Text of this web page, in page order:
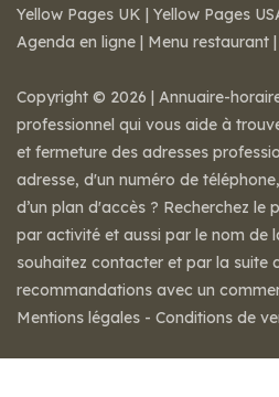
Yellow Pages UK | Yellow Pages
Agenda en ligne | Menu restaurant |
Copyright © 2026 | Annuaire-
professionnel qui vous aide à
et fermeture des adresses
adresse, d'un numéro de
d’un plan d'accès ? Recherchez le
par activité et aussi par le nom de
souhaitez contacter et par la suite
recommandations avec un
Mentions légales - Conditions de